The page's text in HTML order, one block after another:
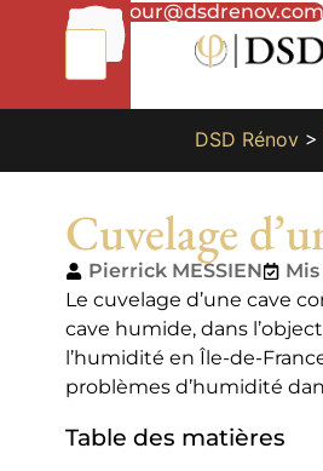
01
87
65
49
bonjour@dsdrenov.com
DSD Rénov
Cuvelage
Pierrick MESSIEN
Le cuvelage d’une cave
cave humide, dans
l’humidité en Île-de-
problèmes d’humidité
Table des matières